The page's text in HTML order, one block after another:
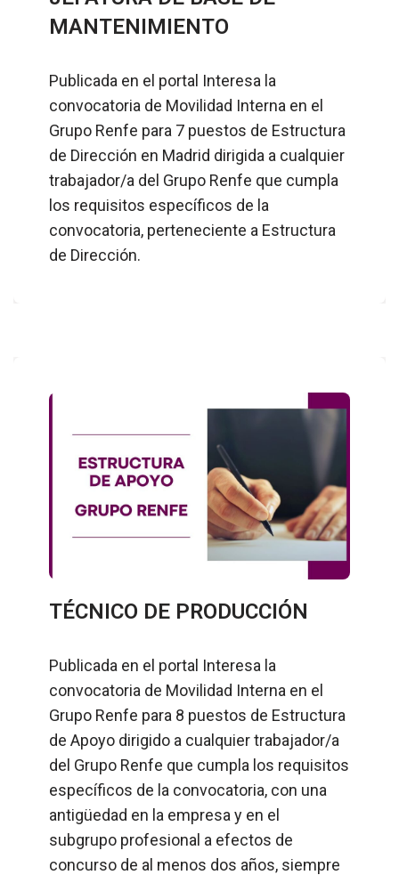
MANTENIMIENTO
Publicada en el portal Interesa la
convocatoria de Movilidad Interna en el
Grupo Renfe para 7 puestos de Estructura
de Dirección en Madrid dirigida a cualquier
trabajador/a del Grupo Renfe que cumpla
los requisitos específicos de la
convocatoria, perteneciente a Estructura
de Dirección.
TÉCNICO DE PRODUCCIÓN
Publicada en el portal Interesa la
convocatoria de Movilidad Interna en el
Grupo Renfe para 8 puestos de Estructura
de Apoyo dirigido a cualquier trabajador/a
del Grupo Renfe que cumpla los requisitos
específicos de la convocatoria, con una
antigüedad en la empresa y en el
subgrupo profesional a efectos de
concurso de al menos dos años, siempre